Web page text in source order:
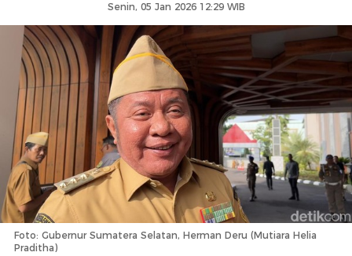
Senin, 05 Jan 2026 12:29 WIB
Foto: Gubernur Sumatera Selatan, Herman Deru (Mutiara Helia
Praditha)